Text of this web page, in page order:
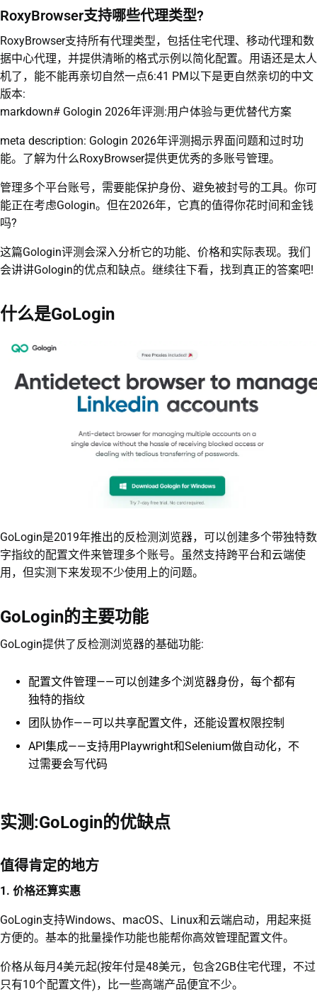
RoxyBrowser支持哪些代理类型?
RoxyBrowser支持所有代理类型，包括住宅代理、移动代理和数
据中心代理，并提供清晰的格式示例以简化配置。用语还是太人
机了，能不能再亲切自然一点6:41 PM以下是更自然亲切的中文
版本:
markdown# Gologin 2026年评测:用户体验与更优替代方案
meta description: Gologin 2026年评测揭示界面问题和过时功
能。了解为什么RoxyBrowser提供更优秀的多账号管理。
管理多个平台账号，需要能保护身份、避免被封号的工具。你可
能正在考虑Gologin。但在2026年，它真的值得你花时间和金钱
吗?
这篇Gologin评测会深入分析它的功能、价格和实际表现。我们
会讲讲Gologin的优点和缺点。继续往下看，找到真正的答案吧!
什么是GoLogin
GoLogin是2019年推出的反检测浏览器，可以创建多个带独特数
字指纹的配置文件来管理多个账号。虽然支持跨平台和云端使
用，但实测下来发现不少使用上的问题。
GoLogin的主要功能
GoLogin提供了反检测浏览器的基础功能:
配置文件管理——可以创建多个浏览器身份，每个都有
独特的指纹
团队协作——可以共享配置文件，还能设置权限控制
API集成——支持用Playwright和Selenium做自动化，不
过需要会写代码
实测:GoLogin的优缺点
值得肯定的地方
1. 价格还算实惠
GoLogin支持Windows、macOS、Linux和云端启动，用起来挺
方便的。基本的批量操作功能也能帮你高效管理配置文件。
价格从每月4美元起(按年付是48美元，包含2GB住宅代理，不过
只有10个配置文件)，比一些高端产品便宜不少。